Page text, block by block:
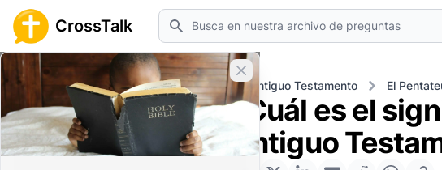
CrossTalk Buscar
Cerrar banner
Inicio Archivo de Preguntas Antiguo Testamento El
Inicio
Archivo de Preguntas
¿Cuál es el
Antiguo